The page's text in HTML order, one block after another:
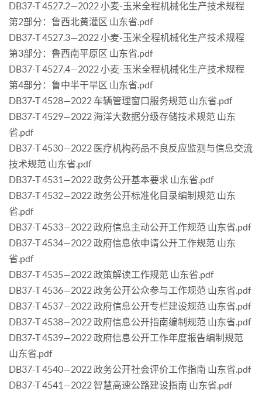
DB37-T 4527.2—2022 小麦-玉米全程机械化生产技术规程
第2部分：鲁西北黄灌区 山东省.pdf
DB37-T 4527.3—2022 小麦-玉米全程机械化生产技术规程
第3部分：鲁西南平原区 山东省.pdf
DB37-T 4527.4—2022 小麦-玉米全程机械化生产技术规程
第4部分：鲁中半干旱区 山东省.pdf
DB37-T 4528—2022 车辆管理窗口服务规范 山东省.pdf
DB37-T 4529—2022 海洋大数据分级存储技术规范 山东
省.pdf
DB37-T 4530—2022 医疗机构药品不良反应监测与信息交流
技术规范 山东省.pdf
DB37-T 4531—2022 政务公开基本要求 山东省.pdf
DB37-T 4532—2022 政务公开标准化目录编制规范 山东
省.pdf
DB37-T 4533—2022 政府信息主动公开工作规范 山东省.pdf
DB37-T 4534—2022 政府信息依申请公开工作规范 山东
省.pdf
DB37-T 4535—2022 政策解读工作规范 山东省.pdf
DB37-T 4536—2022 政务公开公众参与工作规范 山东省.pdf
DB37-T 4537—2022 政府信息公开专栏建设规范 山东省.pdf
DB37-T 4538—2022 政府信息公开指南编制规范 山东省.pdf
DB37-T 4539—2022 政府信息公开工作年度报告编制规范
山东省.pdf
DB37-T 4540—2022 政务公开社会评价工作指南 山东省.pdf
DB37-T 4541—2022 智慧高速公路建设指南 山东省.pdf